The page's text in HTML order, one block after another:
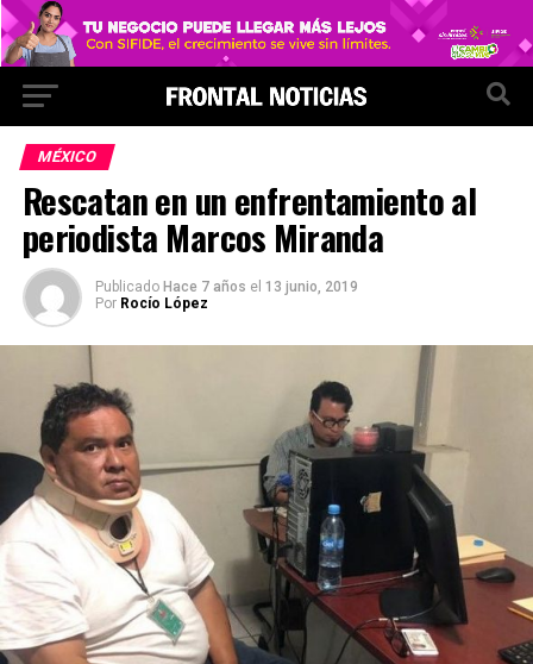
MÉXICO
Rescatan en un enfrentamiento al
periodista Marcos Miranda
Publicado Hace 7 años el 13 junio, 2019
Por Rocío López